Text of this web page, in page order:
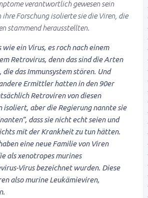
verantwortlich gewesen sein
Forschung isolierte sie die Viren, die
stammend herausstellten.
wie ein Virus, es roch nach einem
Retrovirus, denn das sind die Arten
die das Immunsystem stören. Und
Ermittler hatten in den 90er
Retroviren von diesen
isoliert, aber die Regierung nannte sie
dass sie nicht echt seien und
mit der Krankheit zu tun hätten.
eine neue Familie von Viren
als xenotropes murines
Virus bezeichnet wurden. Diese
also murine Leukämieviren,